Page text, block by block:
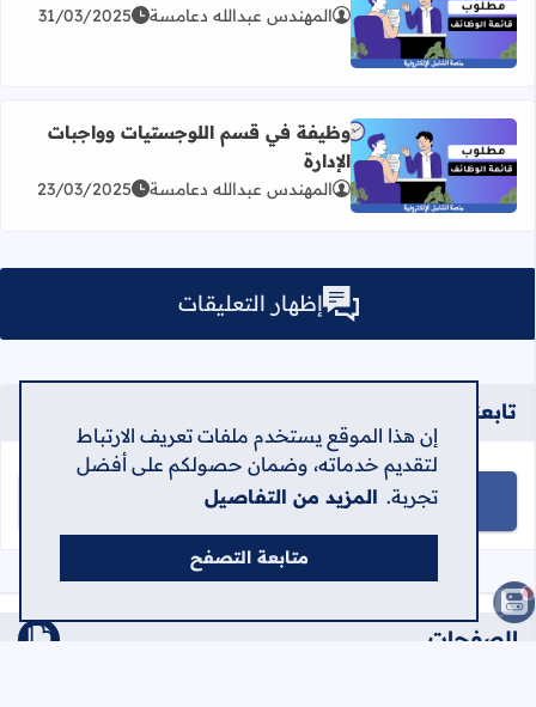
إن هذا الموقع يستخدم ملفات تعريف الارتباط
لتقديم خدماته، وضمان حصولكم على أفضل
تجربة. المزيد من التفاصيل
متابعة التصفح
اقرأ المزيد عن مجموعة وظائف شاغرة
المهندس عبدالله دعامسة 31/03/2025
اقرأ المزيد عن وظيفة في قسم اللوجستيات وواجبات الإدارة
وظيفة في قسم اللوجستيات وواجبات
الإدارة
المهندس عبدالله دعامسة 23/03/2025
إظهار التعليقات
تابعنا على
تابعنا على facebook تابعنا على telegram تابعنا على youtube
الصفحات